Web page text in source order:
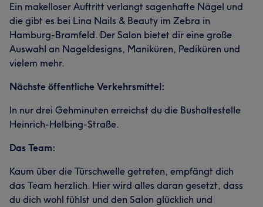
Ein makelloser Auftritt verlangt sagenhafte Nägel und
die gibt es bei Lina Nails & Beauty im Zebra in
Hamburg-Bramfeld. Der Salon bietet dir eine große
Auswahl an Nageldesigns, Maniküren, Pediküren und
vielem mehr.
Nächste öffentliche Verkehrsmittel:
In nur drei Gehminuten erreichst du die Bushaltestelle
Heinrich-Helbing-Straße.
Das Team:
Kaum über die Türschwelle getreten, empfängt dich
das Team herzlich. Hier wird alles daran gesetzt, dass
du dich wohl fühlst und den Salon glücklich und